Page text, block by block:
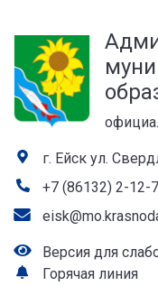
г. Ейск ул.
+7 (86132) 2-12-
Версия для
Горячая линия